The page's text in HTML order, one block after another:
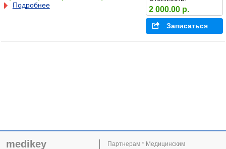
Подробнее
2 000.00 р.
Записаться
medikey
Партнерам * Медицинским